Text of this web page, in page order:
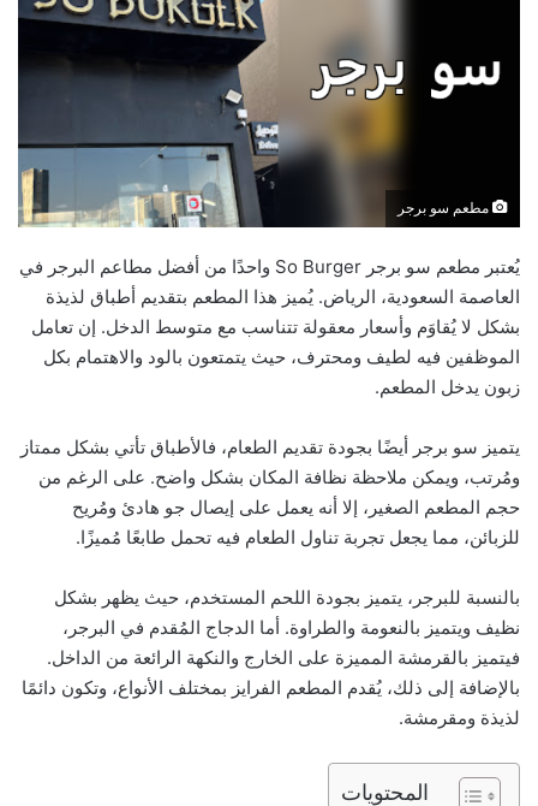
مطعم سو برجر
يُعتبر مطعم سو برجر So Burger واحدًا من أفضل مطاعم البرجر في
العاصمة السعودية، الرياض. يُميز هذا المطعم بتقديم أطباق لذيذة
بشكل لا يُقاوَم وأسعار معقولة تتناسب مع متوسط الدخل. إن تعامل
الموظفين فيه لطيف ومحترف، حيث يتمتعون بالود والاهتمام بكل
زبون يدخل المطعم.
يتميز سو برجر أيضًا بجودة تقديم الطعام، فالأطباق تأتي بشكل ممتاز
ومُرتب، ويمكن ملاحظة نظافة المكان بشكل واضح. على الرغم من
حجم المطعم الصغير، إلا أنه يعمل على إيصال جو هادئ ومُريح
للزبائن، مما يجعل تجربة تناول الطعام فيه تحمل طابعًا مُميزًا.
بالنسبة للبرجر، يتميز بجودة اللحم المستخدم، حيث يظهر بشكل
نظيف ويتميز بالنعومة والطراوة. أما الدجاج المُقدم في البرجر،
فيتميز بالقرمشة المميزة على الخارج والنكهة الرائعة من الداخل.
بالإضافة إلى ذلك، يُقدم المطعم الفرايز بمختلف الأنواع، وتكون دائمًا
لذيذة ومقرمشة.
المحتويات